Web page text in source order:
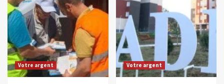
Votre argent Votre argent